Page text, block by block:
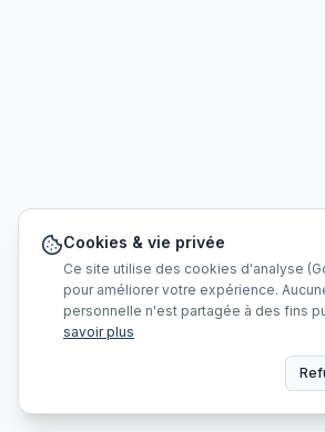
Cookies & vie privée
Ce site utilise des cookies d'analyse
pour améliorer votre expérience.
personnelle n'est partagée à des fins
savoir plus